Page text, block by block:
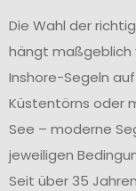
Die Wahl der
hängt maßgeblich
Inshore-Segeln
Küstentörns oder
See – moderne
jeweiligen
Seit über 35